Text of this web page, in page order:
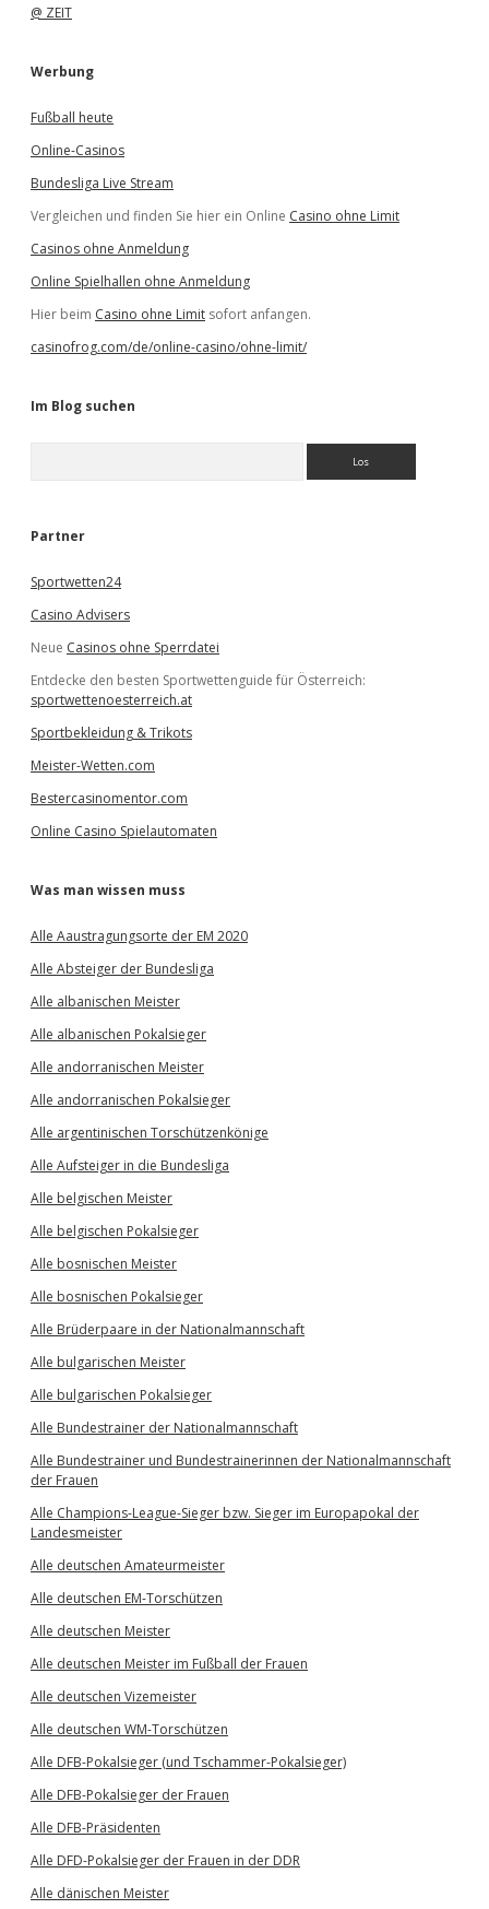
@ ZEIT
Werbung
Fußball heute
Online-Casinos
Bundesliga Live Stream
Vergleichen und finden Sie hier ein Online Casino ohne Limit
Casinos ohne Anmeldung
Online Spielhallen ohne Anmeldung
Hier beim Casino ohne Limit sofort anfangen.
casinofrog.com/de/online-casino/ohne-limit/
Im Blog suchen
e
Partner
Sportwetten24
Casino Advisers
Neue Casinos ohne Sperrdatei
Entdecke den besten Sportwettenguide für Österreich:
sportwettenoesterreich.at
Sportbekleidung & Trikots
Meister-Wetten.com
Bestercasinomentor.com
Online Casino Spielautomaten
Was man wissen muss
Alle Aaustragungsorte der EM 2020
Alle Absteiger der Bundesliga
Alle albanischen Meister
Alle albanischen Pokalsieger
Alle andorranischen Meister
Alle andorranischen Pokalsieger
Alle argentinischen Torschützenkönige
Alle Aufsteiger in die Bundesliga
Alle belgischen Meister
Alle belgischen Pokalsieger
Alle bosnischen Meister
Alle bosnischen Pokalsieger
Alle Brüderpaare in der Nationalmannschaft
Alle bulgarischen Meister
Alle bulgarischen Pokalsieger
Alle Bundestrainer der Nationalmannschaft
Alle Bundestrainer und Bundestrainerinnen der Nationalmannschaft
der Frauen
Alle Champions-League-Sieger bzw. Sieger im Europapokal der
Landesmeister
Alle deutschen Amateurmeister
Alle deutschen EM-Torschützen
Alle deutschen Meister
Alle deutschen Meister im Fußball der Frauen
Alle deutschen Vizemeister
Alle deutschen WM-Torschützen
Alle DFB-Pokalsieger (und Tschammer-Pokalsieger)
Alle DFB-Pokalsieger der Frauen
Alle DFB-Präsidenten
Alle DFD-Pokalsieger der Frauen in der DDR
Alle dänischen Meister